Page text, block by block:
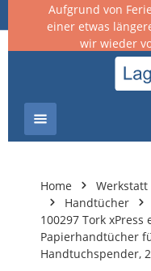
springen
Aufgrund von
einer etwas
wir wieder
Home Werkstatt
Handtücher
100297 Tork
Papierhandtücher
Handtuchspender,